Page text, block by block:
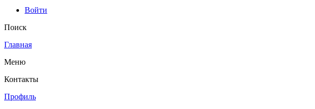
Войти
Поиск
Главная
Меню
Контакты
Профиль